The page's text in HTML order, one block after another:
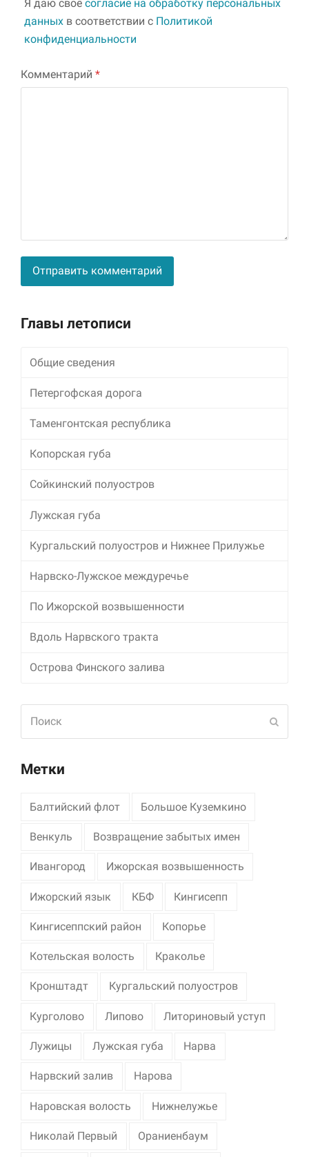
Я даю своё согласие на обработку персональных
данных в соответствии с Политикой
конфиденциальности
Комментарий *
Главы летописи
Общие сведения
Петергофская дорога
Таменгонтская республика
Копорская губа
Сойкинский полуостров
Лужская губа
Кургальский полуостров и Нижнее Прилужье
Нарвско-Лужское междуречье
По Ижорской возвышенности
Вдоль Нарвского тракта
Острова Финского залива
Метки
Балтийский флот Большое Куземкино
Венкуль Возвращение забытых имен
Ивангород Ижорская возвышенность
Ижорский язык КБФ Кингисепп
Кингисеппский район Копорье
Котельская волость Краколье
Кронштадт Кургальский полуостров
Курголово Липово Литориновый уступ
Лужицы Лужская губа Нарва
Нарвский залив Нарова
Наровская волость Нижнелужье
Николай Первый Ораниенбаум